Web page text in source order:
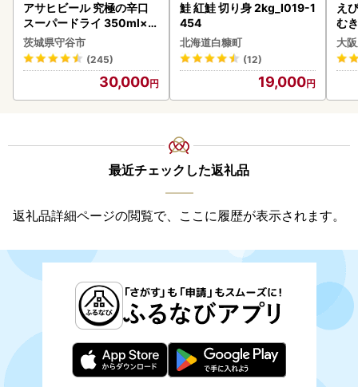
アサヒビール 究極の辛口
スーパードライ 350ml×4
8本 ビール
茨城県守谷市
(245)
30,000
鮭 紅鮭 切り身 2kg_I019-1
454
北海道白糠町
(12)
19,000
え
む
大
最近チェックした返礼品
返礼品詳細ページの閲覧で、ここに履歴が表示されます。